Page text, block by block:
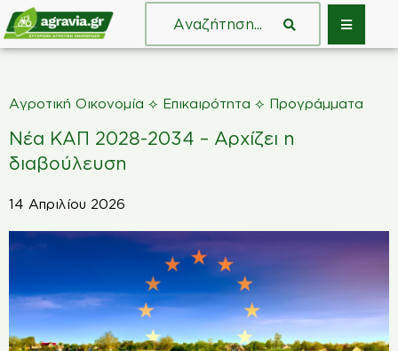
Αγροτική Οικονομία ⟡ Επικαιρότητα ⟡ Προγράμματα
Νέα ΚΑΠ 2028-2034 – Αρχίζει η
διαβούλευση
14 Απριλίου 2026